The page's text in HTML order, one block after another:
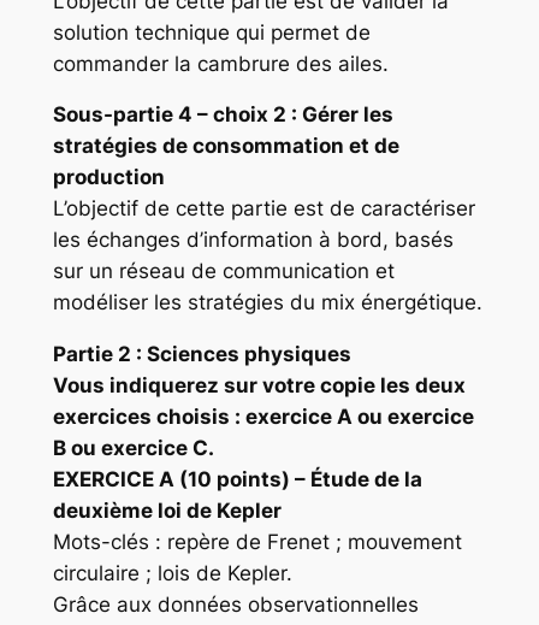
solution technique qui permet de
commander la cambrure des ailes.
Sous-partie 4 – choix 2 : Gérer les
stratégies de consommation et de
production
L’objectif de cette partie est de caractériser
les échanges d’information à bord, basés
sur un réseau de communication et
modéliser les stratégies du mix énergétique.
Partie 2 : Sciences physiques
Vous indiquerez sur votre copie les deux
exercices choisis : exercice A ou exercice
B ou exercice C.
EXERCICE A (10 points) – Étude de la
deuxième loi de Kepler
Mots-clés : repère de Frenet ; mouvement
circulaire ; lois de Kepler.
Grâce aux données observationnelles